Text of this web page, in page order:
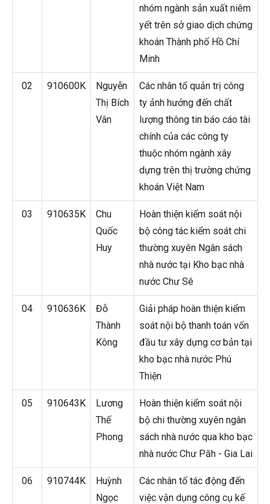
nhóm ngành sản xuất niêm
yết trên sở giao dịch chứng
khoán Thành phố Hồ Chí
Minh
02 910600K
Nguyễn
Thị Bích
Vân
Các nhân tố quản trị công
ty ảnh hưởng đến chất
lượng thông tin báo cáo tài
chính của các công ty
thuộc nhóm ngành xây
dựng trên thị trường chứng
khoán Việt Nam
03 910635K
Chu
Quốc
Huy
Hoàn thiện kiểm soát nội
bộ công tác kiểm soát chi
thường xuyên Ngân sách
nhà nước tại Kho bạc nhà
nước Chư Sê
04 910636K
Đỗ
Thành
Kông
Giải pháp hoàn thiện kiểm
soát nội bộ thanh toán vốn
đầu tư xây dựng cơ bản tại
kho bạc nhà nước Phú
Thiện
05 910643K
Lương
Thế
Phong
Hoàn thiện kiểm soát nội
bộ chi thường xuyên ngân
sách nhà nước qua kho bạc
nhà nước Chư Păh - Gia Lai
06 910744K
Huỳnh
Ngọc
Các nhân tố tác động đến
việc vận dụng công cụ kế